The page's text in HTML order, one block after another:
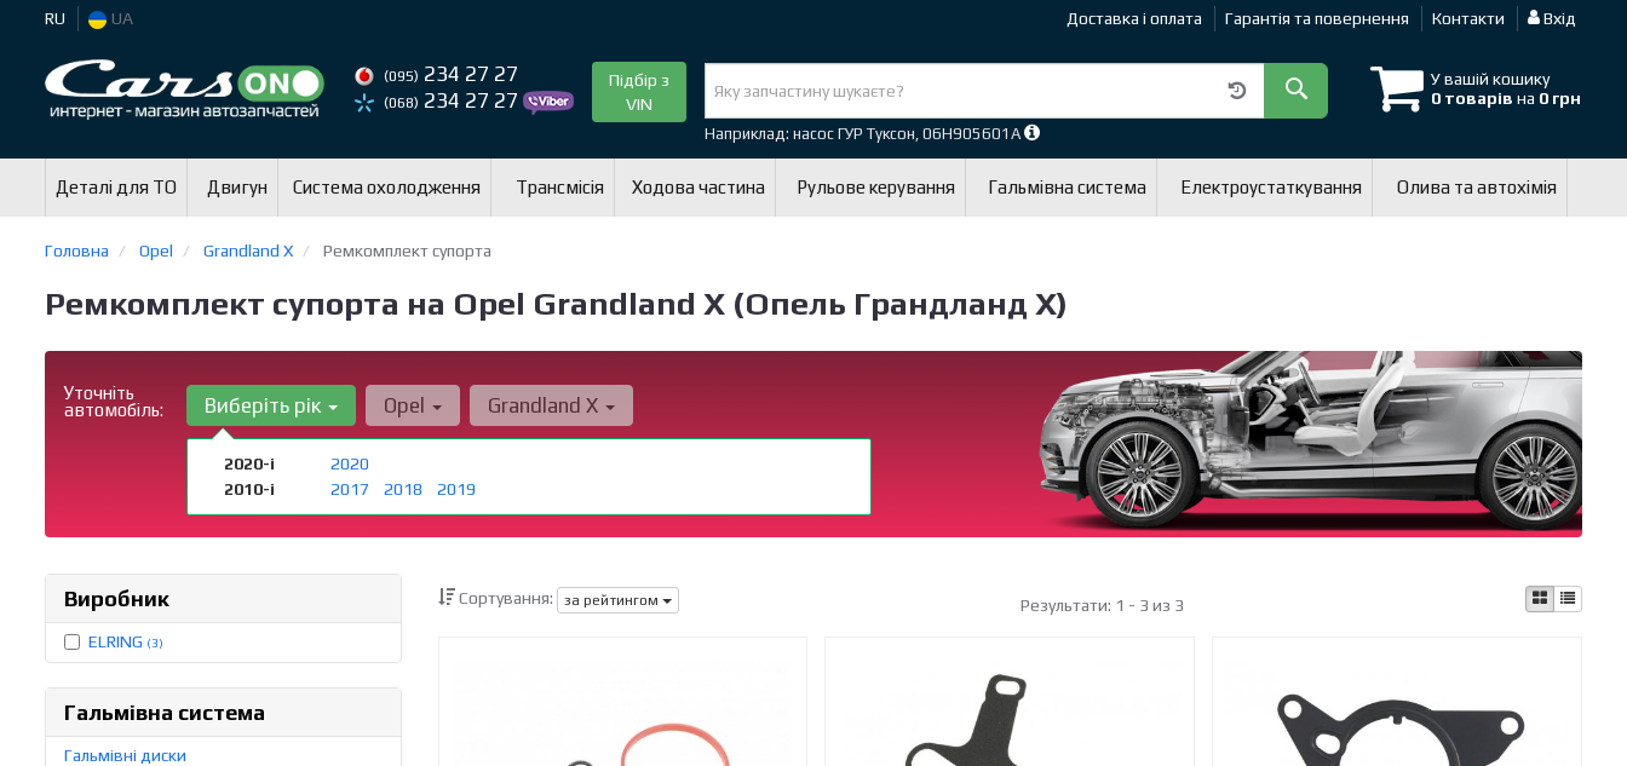
RU UA Доставка і оплата Гарантія та повернення Контакти Вхід
(095) 234 27 27
(068) 234 27 27
Підбір з
VIN
У вашій кошику
0 товарів на 0 грн
Наприклад: насос ГУР Туксон, 06H905601A
Деталі для ТО Двигун Система охолодження Трансмісія Ходова частина Рульове керування Гальмівна система Електроустаткування Олива та автохімія
Головна Opel Grandland X Ремкомплект супорта
Ремкомплект супорта на Opel Grandland X (Опель Грандланд X)
Уточніть
автомобіль:
Виберіть рік
2020-і
2020
2010-і
2017 2018 2019
Opel Grandland X
Виробник
ELRING (3)
Гальмівна система
Гальмівні диски
Сортування: за рейтингом Результати: 1 - 3 из 3